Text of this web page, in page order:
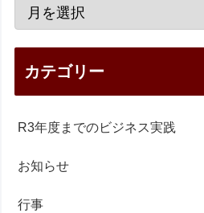
カテゴリー
R3年度までのビジネス実践
お知らせ
行事